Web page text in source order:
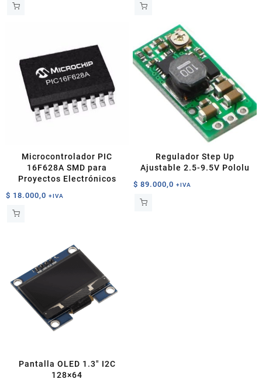
Microcontrolador PIC
16F628A SMD para
Proyectos Electrónicos
$ 18.000,0 +IVA
Regulador Step Up
Ajustable 2.5-9.5V Pololu
$ 89.000,0 +IVA
Pantalla OLED 1.3″ I2C
128×64